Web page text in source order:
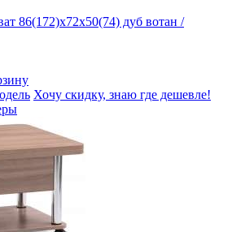
86(172)х72х50(74) дуб вотан /
Хочу скидку, знаю где дешевле!